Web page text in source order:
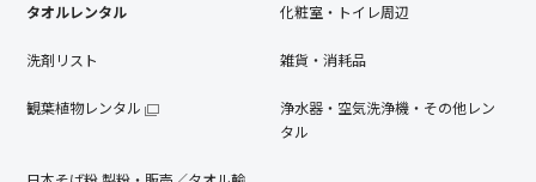
タオルレンタル 化粧室・トイレ周辺
洗剤リスト 雑貨・消耗品
観葉植物レンタル
浄水器・空気洗浄機・その他レン
タル